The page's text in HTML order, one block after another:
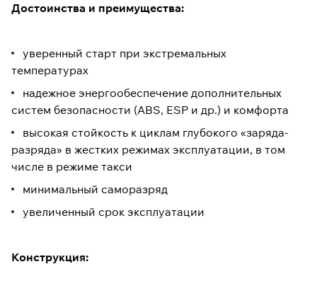
Достоинства и преимущества:
уверенный старт при экстремальных
температурах
надежное энергообеспечение дополнительных
систем безопасности (ABS, ESP и др.) и комфорта
высокая стойкость к циклам глубокого «заряда-
разряда» в жестких режимах эксплуатации, в том
числе в режиме такси
минимальный саморазряд
увеличенный срок эксплуатации
Конструкция: